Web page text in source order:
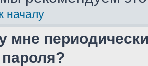
началу
мне